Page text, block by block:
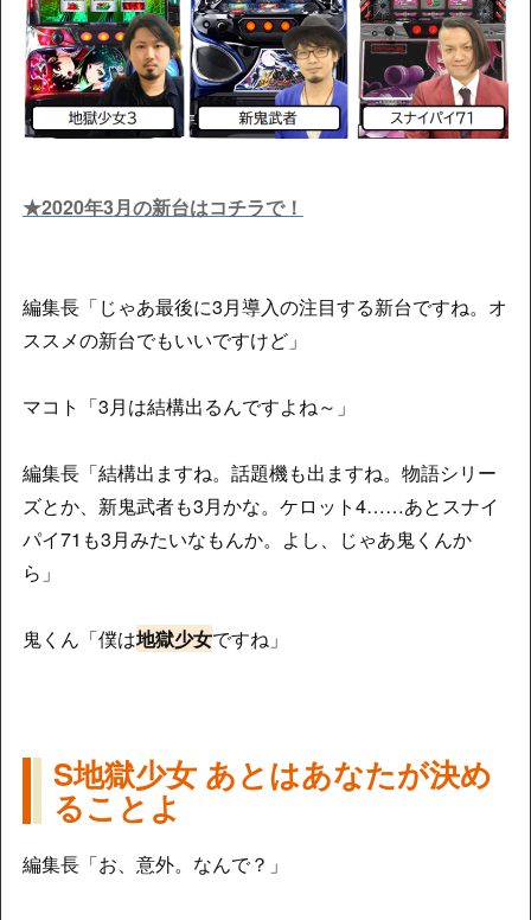
★2020年3月の新台はコチラで！
編集長「じゃあ最後に3月導入の注目する新台ですね。オ
ススメの新台でもいいですけど」
マコト「3月は結構出るんですよね～」
編集長「結構出ますね。話題機も出ますね。物語シリー
ズとか、新鬼武者も3月かな。ケロット4……あとスナイ
パイ71も3月みたいなもんか。よし、じゃあ鬼くんか
ら」
鬼くん「僕は地獄少女ですね」
S地獄少女 あとはあなたが決め
ることよ
編集長「お、意外。なんで？」